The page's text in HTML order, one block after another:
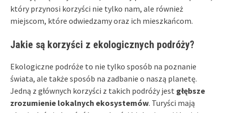
który przynosi korzyści nie tylko nam, ale również
miejscom, które odwiedzamy oraz ich mieszkańcom.
Jakie są korzyści z ekologicznych podróży?
Ekologiczne podróże to nie tylko sposób na poznanie
świata, ale także sposób na zadbanie o naszą planetę.
Jedną z głównych korzyści z takich podróży jest głębsze
zrozumienie lokalnych ekosystemów. Turyści mają